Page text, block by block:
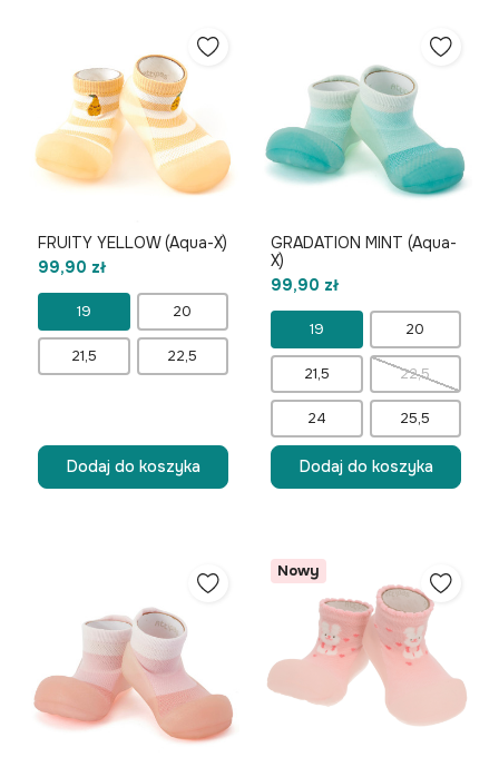
FRUITY YELLOW (Aqua-X)
99,90 zł
19 20
21,5 22,5
Dodaj do koszyka
GRADATION MINT (Aqua-
X)
99,90 zł
19 20
21,5 22,5
24 25,5
Dodaj do koszyka
Nowy